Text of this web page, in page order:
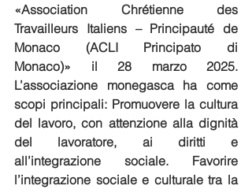
«Association Chrétienne des
Travailleurs Italiens – Principauté de
Monaco (ACLI Principato di
Monaco)» il 28 marzo 2025.
L’associazione monegasca ha come
scopi principali: Promuovere la cultura
del lavoro, con attenzione alla dignità
del lavoratore, ai diritti e
all’integrazione sociale. Favorire
l’integrazione sociale e culturale tra la